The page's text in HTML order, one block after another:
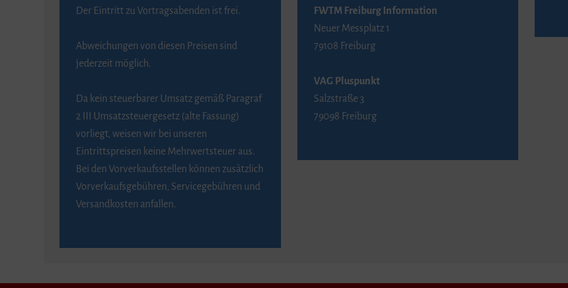
Der Eintritt zu Vortragsabenden ist frei.
Abweichungen von diesen Preisen sind
jederzeit möglich.
Da kein steuerbarer Umsatz gemäß Paragraf
2 III Umsatzsteuergesetz (alte Fassung)
vorliegt, weisen wir bei unseren
Eintrittspreisen keine Mehrwertsteuer aus.
Bei den Vorverkaufsstellen können zusätzlich
Vorverkaufsgebühren, Servicegebühren und
Versandkosten anfallen.
FWTM Freiburg Information
Neuer Messplatz 1
79108 Freiburg
VAG Pluspunkt
Salzstraße 3
79098 Freiburg